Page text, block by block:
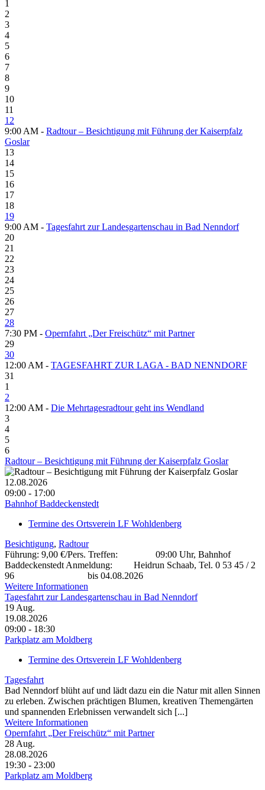
1
2
3
4
5
6
7
8
9
10
11
12
9:00 AM - Radtour – Besichtigung mit Führung der Kaiserpfalz
Goslar
13
14
15
16
17
18
19
9:00 AM - Tagesfahrt zur Landesgartenschau in Bad Nenndorf
20
21
22
23
24
25
26
27
28
7:30 PM - Opernfahrt „Der Freischütz“ mit Partner
29
30
12:00 AM - TAGESFAHRT ZUR LAGA - BAD NENNDORF
31
1
2
12:00 AM - Die Mehrtagesradtour geht ins Wendland
3
4
5
6
Radtour – Besichtigung mit Führung der Kaiserpfalz Goslar
12.08.2026
09:00 - 17:00
Bahnhof Baddeckenstedt
Termine des Ortsverein LF Wohldenberg
Besichtigung, Radtour
Führung: 9,00 €/Pers. Treffen: 09:00 Uhr, Bahnhof
Baddeckenstedt Anmeldung: Heidrun Schaab, Tel. 0 53 45 / 2
96 bis 04.08.2026
Weitere Informationen
Tagesfahrt zur Landesgartenschau in Bad Nenndorf
19 Aug.
19.08.2026
09:00 - 18:30
Parkplatz am Moldberg
Termine des Ortsverein LF Wohldenberg
Tagesfahrt
Bad Nenndorf blüht auf und lädt dazu ein die Natur mit allen Sinnen
zu erleben. Zwischen prächtigen Blumen, kreativen Themengärten
und spannenden Erlebnissen verwandelt sich [...]
Weitere Informationen
Opernfahrt „Der Freischütz“ mit Partner
28 Aug.
28.08.2026
19:30 - 23:00
Parkplatz am Moldberg